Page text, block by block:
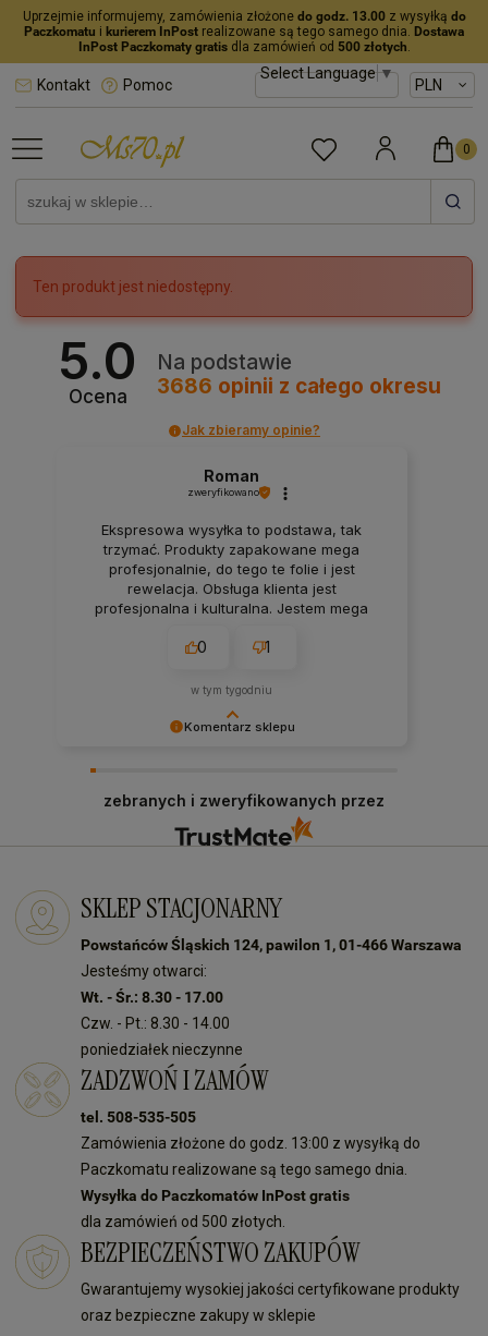
Uprzejmie informujemy, zamówienia złożone do godz. 13.00z wysyłką do
Paczkomatu i kurierem InPost realizowane są tego samego dnia. Dostawa
InPost Paczkomaty gratisdla zamówień od 500 złotych.
Select Language▼
Kontakt Pomoc
Ten produkt jest niedostępny.
5.0
Ocena
Na podstawie
3686 opinii z całego okresu
Jak zbieramy opinie?
Komentarz sklepu
klienta i Twoja recenzja to nagroda za nasze
wysiłki - dziękujemy raz jeszcze i mamy nadzieję
- do szybkiego zobaczenia! Ms70
Roman
zweryfikowano
Ekspresowa wysyłka to podstawa, tak
trzymać. Produkty zapakowane mega
profesjonalnie, do tego te folie i jest
rewelacja. Obsługa klienta jest
profesjonalna i kulturalna. Jestem mega
0 1
w tym tygodniu
zebranych i zweryfikowanych przez
SKLEP STACJONARNY
Powstańców Śląskich 124, pawilon 1, 01-466 Warszawa
Jesteśmy otwarci:
Wt. - Śr.: 8.30 - 17.00
Czw. - Pt.: 8.30 - 14.00
poniedziałek nieczynne
ZADZWOŃ I ZAMÓW
tel. 508-535-505
Zamówienia złożone do godz. 13:00 z wysyłką do
Paczkomatu realizowane są tego samego dnia.
Wysyłka do Paczkomatów InPost gratis
dla zamówień od 500 złotych.
BEZPIECZEŃSTWO ZAKUPÓW
Gwarantujemy wysokiej jakości certyfikowane produkty
oraz bezpieczne zakupy w sklepie